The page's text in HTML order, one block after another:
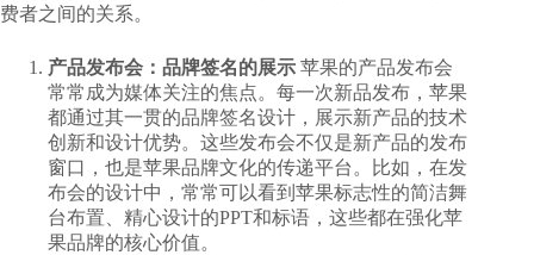
费者之间的关系。
产品发布会：品牌签名的展示 苹果的产品发布会
常常成为媒体关注的焦点。每一次新品发布，苹果
都通过其一贯的品牌签名设计，展示新产品的技术
创新和设计优势。这些发布会不仅是新产品的发布
窗口，也是苹果品牌文化的传递平台。比如，在发
布会的设计中，常常可以看到苹果标志性的简洁舞
台布置、精心设计的PPT和标语，这些都在强化苹
果品牌的核心价值。